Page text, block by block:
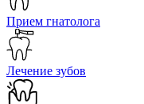
Прием гнатолога
Лечение зубов